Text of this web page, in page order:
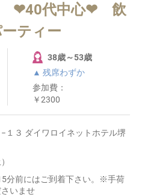
❤40代中心❤ 飲
ティー
38歳～53歳
▲ 残席わずか
参加費：
￥2300
１３ ダイワロイネットホテル堺
前にはご到着下さい。※手荷
いませ